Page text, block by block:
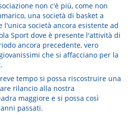
non c'è più, come non
una società di basket a
l'unica società ancora esistente ad
Sport dove è presente l'attività di
ancora precedente, vero
che si affacciano per la
tempo si possa riscostruire una
rilancio alla nostra
maggiore e si possa così
passati.